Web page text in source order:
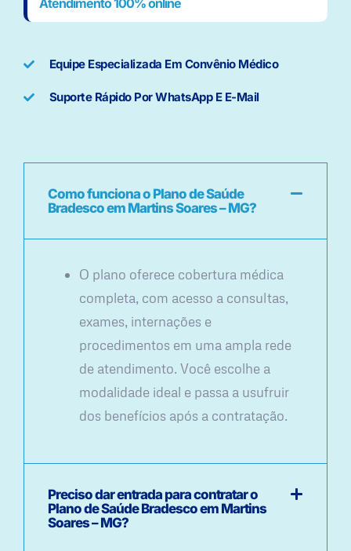
Atendimento 100% online
Equipe Especializada Em Convênio Médico
Suporte Rápido Por WhatsApp E E-Mail
Como funciona o Plano de Saúde
Bradesco em Martins Soares – MG?
O plano oferece cobertura médica
completa, com acesso a consultas,
exames, internações e
procedimentos em uma ampla rede
de atendimento. Você escolhe a
modalidade ideal e passa a usufruir
dos benefícios após a contratação.
Preciso dar entrada para contratar o
Plano de Saúde Bradesco em Martins
Soares – MG?